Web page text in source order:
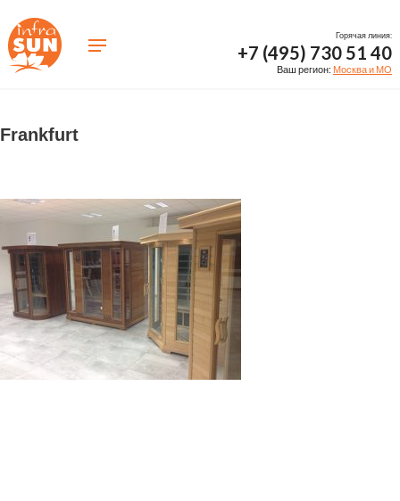
Горячая линия:
+7 (495) 730 51 40
Ваш регион: Москва и МО
Frankfurt